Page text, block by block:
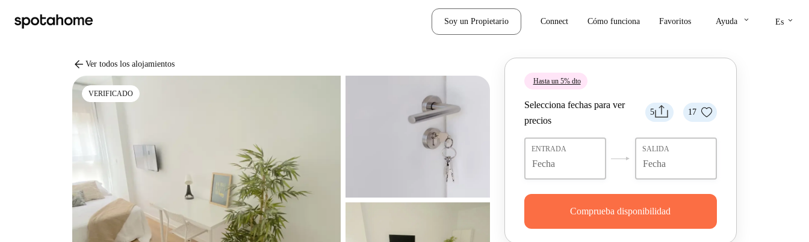
Soy un Propietario Connect Cómo funciona Favoritos Ayuda keyboard_arrow_down Es keyboard_arrow_down
arrow_back Ver todos los alojamientos
VERIFICADO
Hasta un 5% dto
5 17
Selecciona fechas para ver
precios
ENTRADA SALIDA
Comprueba disponibilidad